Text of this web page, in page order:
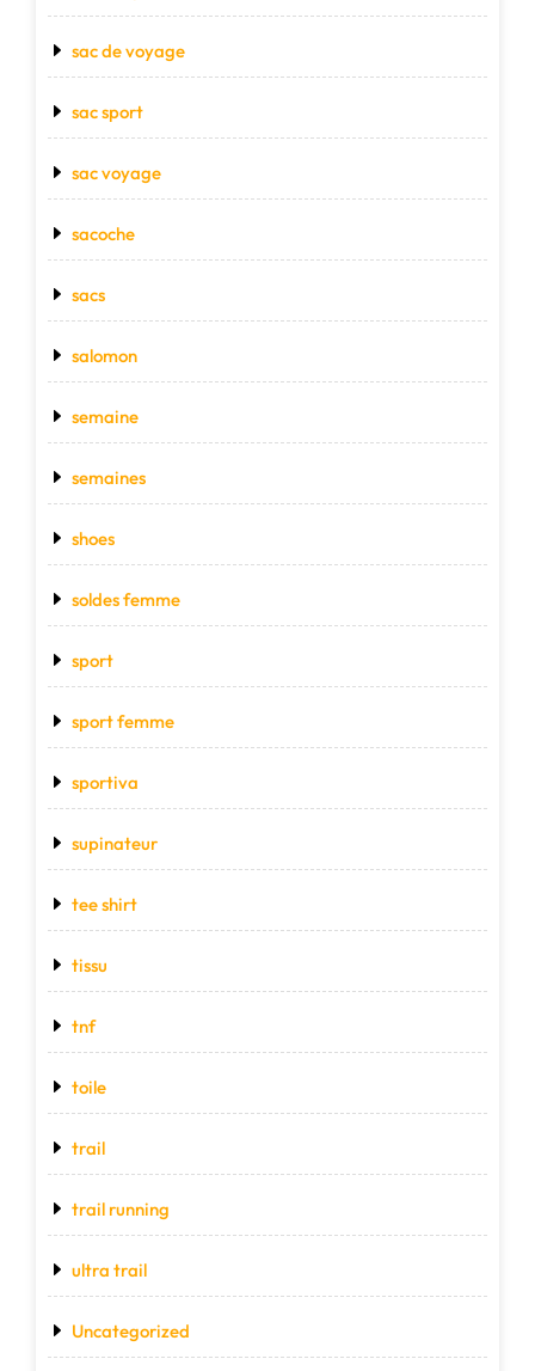
sac de voyage
sac sport
sac voyage
sacoche
sacs
salomon
semaine
semaines
shoes
soldes femme
sport
sport femme
sportiva
supinateur
tee shirt
tissu
tnf
toile
trail
trail running
ultra trail
Uncategorized